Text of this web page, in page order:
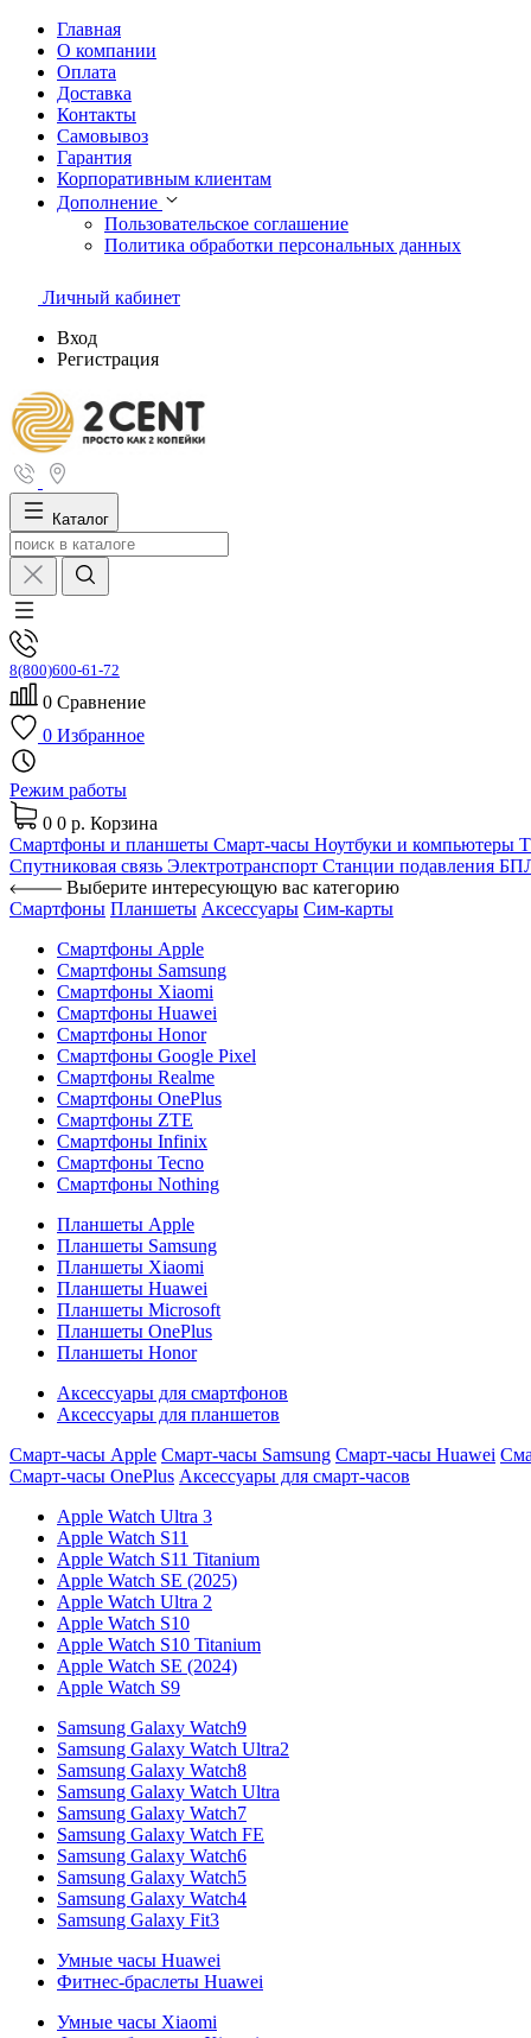
Главная
О компании
Оплата
Доставка
Контакты
Самовывоз
Гарантия
Корпоративным клиентам
Дополнение
Пользовательское соглашение
Политика обработки персональных данных
Личный кабинет
Вход
Регистрация
Каталог
8(800)600-61-72
0 Сравнение
0 Избранное
Режим работы
0 0 р. Корзина
Смартфоны и планшеты Смарт-часы Ноутбуки и компьютеры
Спутниковая связь Электротранспорт Станции подавления
Выберите интересующую вас категорию
Смартфоны Планшеты Аксессуары Сим-карты
Смартфоны Apple
Смартфоны Samsung
Смартфоны Xiaomi
Смартфоны Huawei
Смартфоны Honor
Смартфоны Google Pixel
Смартфоны Realme
Смартфоны OnePlus
Смартфоны ZTE
Смартфоны Infinix
Смартфоны Tecno
Смартфоны Nothing
Планшеты Apple
Планшеты Samsung
Планшеты Xiaomi
Планшеты Huawei
Планшеты Microsoft
Планшеты OnePlus
Планшеты Honor
Аксессуары для смартфонов
Аксессуары для планшетов
Смарт-часы Apple Смарт-часы Samsung Смарт-часы Huawei
Смарт-часы OnePlus Аксессуары для смарт-часов
Apple Watch Ultra 3
Apple Watch S11
Apple Watch S11 Titanium
Apple Watch SE (2025)
Apple Watch Ultra 2
Apple Watch S10
Apple Watch S10 Titanium
Apple Watch SE (2024)
Apple Watch S9
Samsung Galaxy Watch9
Samsung Galaxy Watch Ultra2
Samsung Galaxy Watch8
Samsung Galaxy Watch Ultra
Samsung Galaxy Watch7
Samsung Galaxy Watch FE
Samsung Galaxy Watch6
Samsung Galaxy Watch5
Samsung Galaxy Watch4
Samsung Galaxy Fit3
Умные часы Huawei
Фитнес-браслеты Huawei
Умные часы Xiaomi